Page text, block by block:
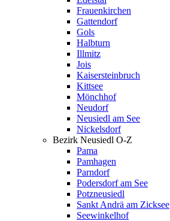
Frauenkirchen
Gattendorf
Gols
Halbturn
Illmitz
Jois
Kaisersteinbruch
Kittsee
Mönchhof
Neudorf
Neusiedl am See
Nickelsdorf
Bezirk Neusiedl O-Z
Pama
Pamhagen
Parndorf
Podersdorf am See
Potzneusiedl
Sankt Andrä am Zicksee
Seewinkelhof